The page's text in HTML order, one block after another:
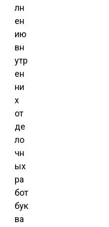
лн
ен
ию
вн
утр
ен
ни
х
от
де
ло
чн
ых
ра
бот
бук
ва